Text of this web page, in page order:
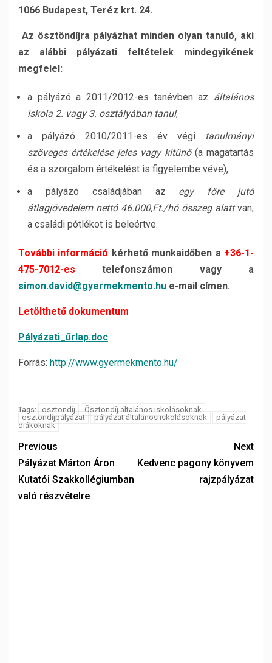
1066 Budapest, Teréz krt. 24.
Az ösztöndíjra pályázhat minden olyan tanuló, aki
az alábbi pályázati feltételek mindegyikének
megfelel:
a pályázó a 2011/2012-es tanévben az általános
iskola 2. vagy 3. osztályában tanul,
a pályázó 2010/2011-es év végi
tanulmányi
szöveges értékelése jeles vagy kitűnő (a magatartás
és a szorgalom értékelést is figyelembe véve),
a pályázó családjában az egy főre jutó
átlagjövedelem nettó 46.000,Ft./hó összeg alattvan,
a családi pótlékot is beleértve.
További információ kérhető munkaidőben a +36-1-
475-7012-es telefonszámon vagy a
simon.david@gyermekmento.hu e-mail címen.
Letölthető dokumentum
Pályázati_űrlap.doc
Forrás: http://www.gyermekmento.hu/
Tags: ösztöndíj
Ösztöndíj általános iskolásoknak
ösztöndíjpályázat
pályázat általános iskolásoknak
pályázat
diákoknak
Previous
Pályázat Márton Áron
Kutatói Szakkollégiumban
való részvételre
Next
Kedvenc pagony könyvem
rajzpályázat